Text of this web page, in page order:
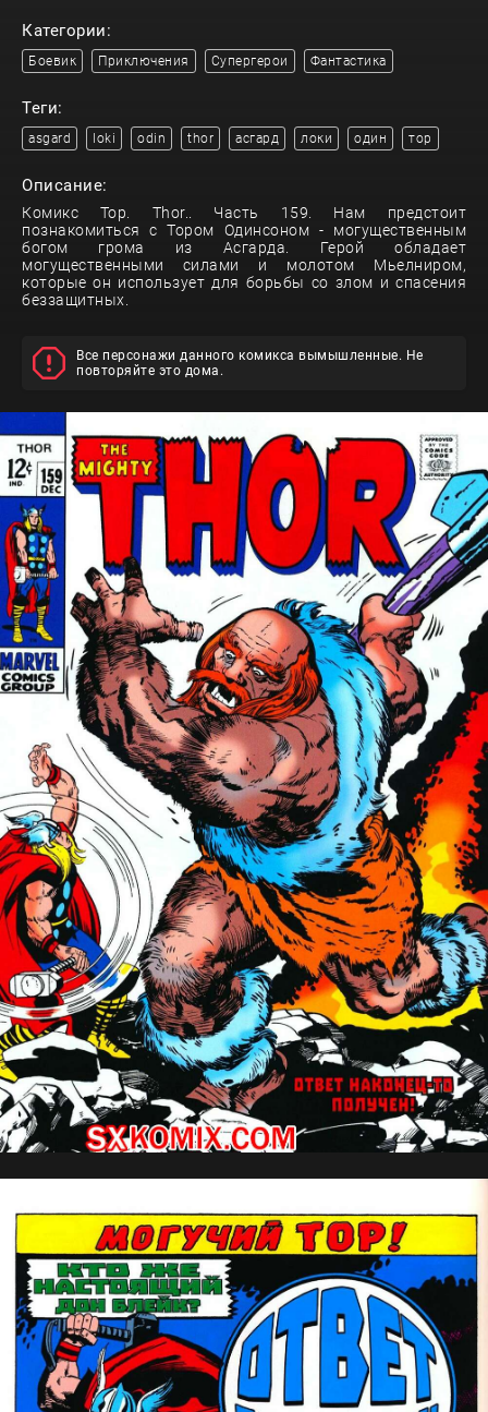
Категории:
Боевик Приключения Супергерои Фантастика
Теги:
asgard loki odin thor асгард локи один тор
Описание:
Комикс Тор. Thor.. Часть 159. Нам предстоит
познакомиться с Тором Одинсоном - могущественным
богом грома из Асгарда. Герой обладает
могущественными силами и молотом Мьелниром,
которые он использует для борьбы со злом и спасения
беззащитных.
Все персонажи данного комикса вымышленные. Не
повторяйте это дома.